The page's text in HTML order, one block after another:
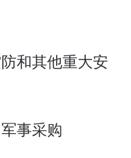
和其他重大安
事采购